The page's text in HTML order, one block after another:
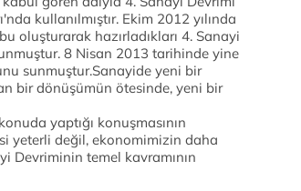
kullanılmıştır. Ekim 2012 yılında
oluşturarak hazırladıkları 4. Sanayi
8 Nisan 2013 tarihinde yine
sunmuştur.Sanayide yeni bir
bir dönüşümün ötesinde, yeni bir
yaptığı konuşmasının
yeterli değil, ekonomimizin daha
Devriminin temel kavramının